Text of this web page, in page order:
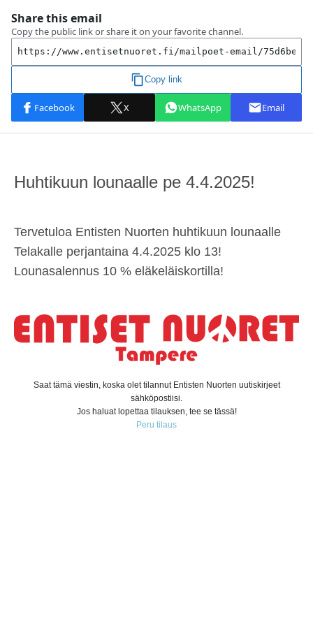
Huhtikuun lounaalle pe 4.4.2025!
Tervetuloa Entisten Nuorten huhtikuun lounaalle
Telakalle perjantaina 4.4.2025 klo 13!
Lounasalennus 10 % eläkeläiskortilla!
Saat tämä viestin, koska olet tilannut Entisten Nuorten uutiskirjeet
sähköpostiisi.
Jos haluat lopettaa tilauksen, tee se tässä!
Peru tilaus